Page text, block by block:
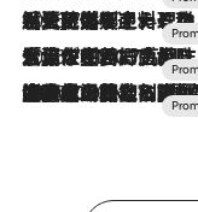
2026.7.24
【夏限定ディナーコース】旬を迎える稚鮎や花ズッキーニなどをイタリア・トスカーナの郷土料理の手法で満喫！
2026.7.17
「土佐和ハーブかき氷」がOMO7高知に登場！生姜、山椒、大葉など目にも舌にも涼を呼ぶ郷土の味
2026.7.10
NEW OPEN！【界 草津】名湯の地に誕生。趣の異なる2種の温泉と上州ならではの会席・蕎麦割烹など美食を味わう究極の癒やし旅